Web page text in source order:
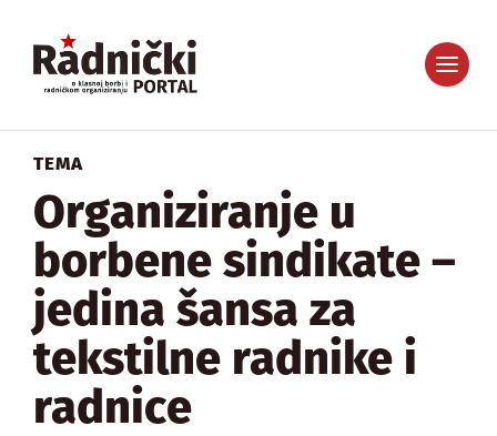
TEMA
Organiziranje u
borbene sindikate –
jedina šansa za
tekstilne radnike i
radnice